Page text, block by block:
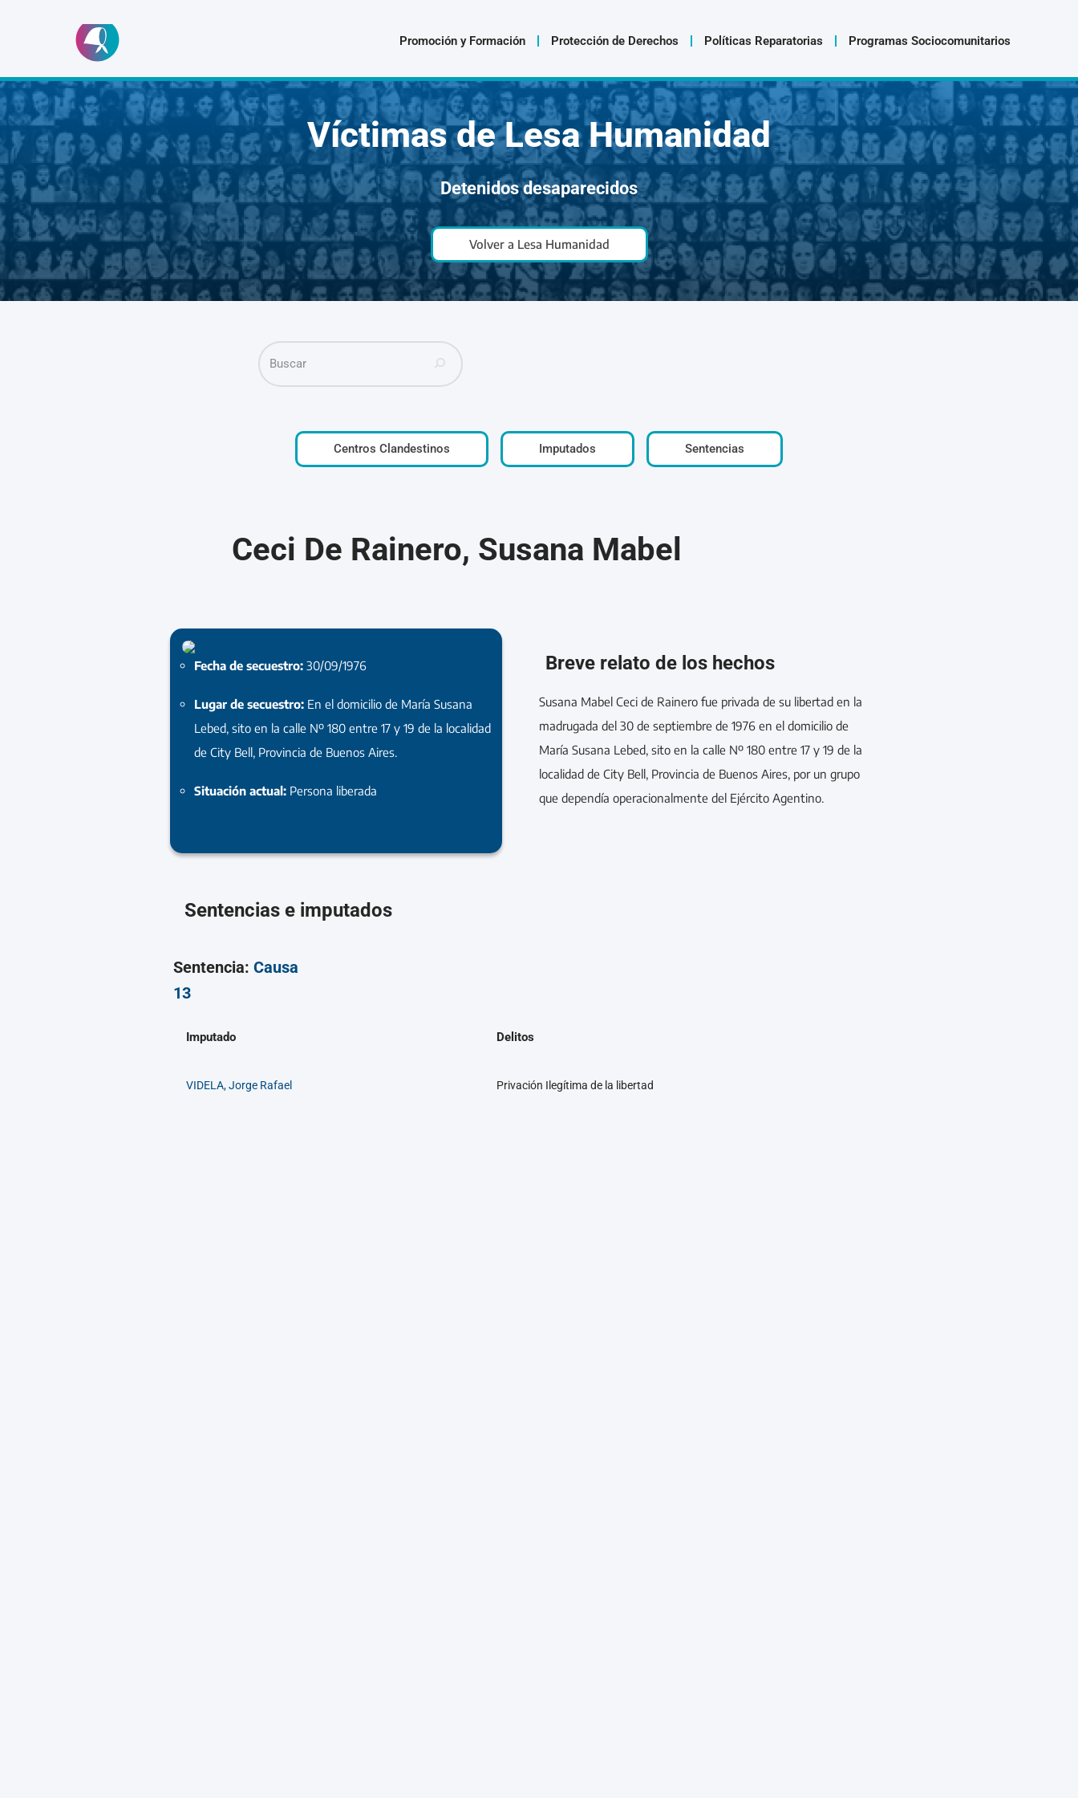
al
contenido
Promoción y Formación Protección de Derechos Políticas Reparatorias Programas Sociocomunitarios
Víctimas de Lesa Humanidad
Detenidos desaparecidos
Volver a Lesa Humanidad
Centros Clandestinos Imputados Sentencias
Ceci De Rainero, Susana Mabel
Fecha de secuestro:30/09/1976
Lugar de secuestro: En el domicilio de María Susana
Lebed, sito en la calle Nº 180 entre 17 y 19 de la localidad
de City Bell, Provincia de Buenos Aires.
Situación actual: Persona liberada
Breve relato de los hechos
Susana Mabel Ceci de Rainero fue privada de su libertad en la
madrugada del 30 de septiembre de 1976 en el domicilio de
María Susana Lebed, sito en la calle Nº 180 entre 17 y 19 de la
localidad de City Bell, Provincia de Buenos Aires, por un grupo
que dependía operacionalmente del Ejército Agentino.
Sentencias e imputados
Sentencia: Causa
13
Imputado Delitos
VIDELA, Jorge Rafael Privación Ilegítima de la libertad